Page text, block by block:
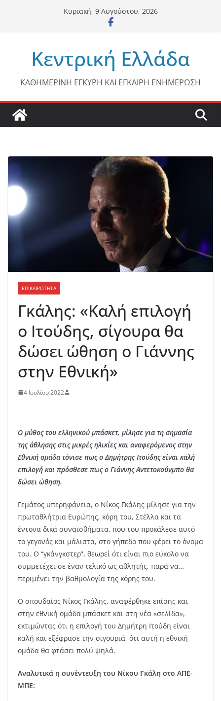
Κυριακή, 9 Αυγούστου, 2026
Κεντρική Ελλάδα
ΚΑΘΗΜΕΡΙΝΗ ΕΓΚΥΡΗ ΚΑΙ ΕΓΚΑΙΡΗ ΕΝΗΜΕΡΩΣΗ
ΕΠΙΚΑΙΡΟΤΗΤΑ
Γκάλης: «Καλή επιλογή
ο Ιτούδης, σίγουρα θα
δώσει ώθηση ο Γιάννης
στην Εθνική»
4 Ιουλίου 2022
Ο μύθος του ελληνικού μπάσκετ, μίλησε για τη σημασία
της άθλησης στις μικρές ηλικίες και αναφερόμενος στην
Εθνική ομάδα τόνισε πως ο Δημήτρης Ιτούδης είναι καλή
επιλογή και πρόσθεσε πως ο Γιάννης Αντετοκούνμπο θα
δώσει ώθηση.
Γεμάτος υπερηφάνεια, ο Νίκος Γκάλης μίλησε για την
πρωταθλήτρια Ευρώπης, κόρη του, Στέλλα και τα
έντονα δικά συναισθήματα, που του προκάλεσε αυτό
το γεγονός και μάλιστα, στο γήπεδο που φέρει το όνομα
του. Ο “γκάνγκστερ”, θεωρεί ότι είναι πιο εύκολο να
συμμετέχει σε έναν τελικό ως αθλητής, παρά να…
περιμένει την βαθμολογία της κόρης του.
Ο σπουδαίος Νίκος Γκάλης, αναφέρθηκε επίσης και
στην εθνική ομάδα μπάσκετ και στη νέα «σελίδα»,
εκτιμώντας ότι η επιλογή του Δημήτρη Ιτούδη είναι
καλή και εξέφρασε την σιγουριά, ότι αυτή η εθνική
ομάδα θα φτάσει πολύ ψηλά.
Αναλυτικά η συνέντευξη του Νίκου Γκάλη στο ΑΠΕ-
ΜΠΕ: